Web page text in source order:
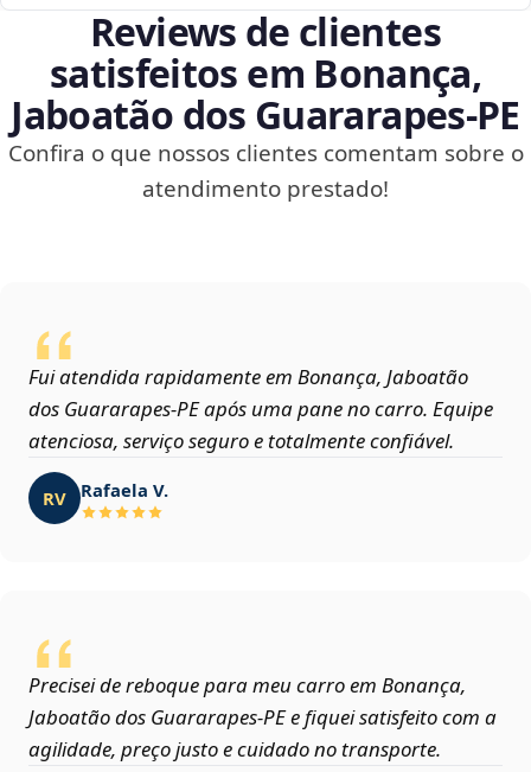
Reviews de clientes
satisfeitos em Bonança,
Jaboatão dos Guararapes‑PE
Confira o que nossos clientes comentam sobre o
atendimento prestado!
Fui atendida rapidamente em Bonança, Jaboatão
dos Guararapes‑PE após uma pane no carro. Equipe
atenciosa, serviço seguro e totalmente confiável.
RV Rafaela V.
Precisei de reboque para meu carro em Bonança,
Jaboatão dos Guararapes‑PE e fiquei satisfeito com a
agilidade, preço justo e cuidado no transporte.